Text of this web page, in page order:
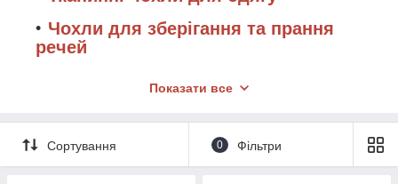
Чохли для зберігання та прання
речей
Вакуумні пакети для речей
Показати все
Сортування 0 Фільтри